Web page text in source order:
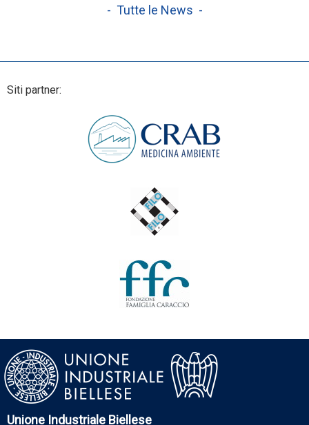
- Tutte le News -
Siti partner:
Unione Industriale Biellese